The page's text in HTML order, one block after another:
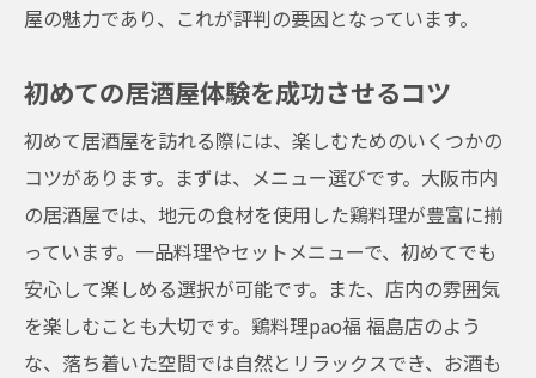
すめスポット
地元で人気のリラックススポット
快適な空間作りの秘訣
初めての大阪居酒屋体験の心得
居酒屋選びに役立つ情報
リラックスできる店の選び方
大阪の人気店で特別な時間を過ごす鶏料理の楽
しみ方
屋の魅力であり、これが評判の要因となっています。
初めての居酒屋体験を成功させるコツ
初めて居酒屋を訪れる際には、楽しむためのいくつかの
コツがあります。まずは、メニュー選びです。大阪市内
の居酒屋では、地元の食材を使用した鶏料理が豊富に揃
っています。一品料理やセットメニューで、初めてでも
安心して楽しめる選択が可能です。また、店内の雰囲気
を楽しむことも大切です。鶏料理pao福 福島店のよう
な、落ち着いた空間では自然とリラックスでき、お酒も